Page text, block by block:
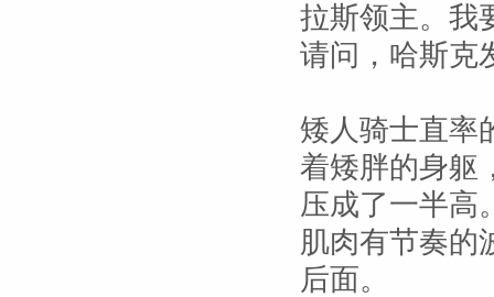
拉斯领主。我
请问，哈斯克
矮人骑士直率
着矮胖的身躯
压成了一半高
肌肉有节奏的
后面。